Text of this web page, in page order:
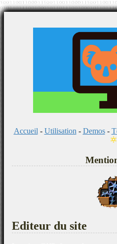
Accueil - Utilisation - Demos-
Editeur du site